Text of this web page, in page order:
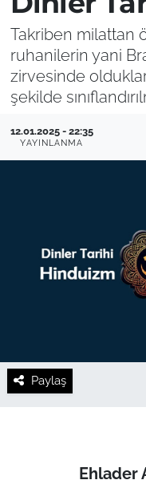
Takriben milattan
ruhanilerin yani
zirvesinde
şekilde
12.01.2025 - 22:35
YAYINLANMA
Paylaş
Ehlader